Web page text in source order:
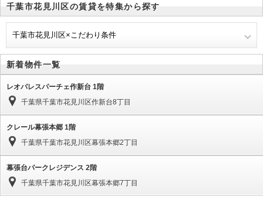
千葉市花見川区の賃貸を特集から探す
千葉市花見川区×こだわり条件
新着物件一覧
レオパレスパーチェ作新台 1階
千葉県千葉市花見川区作新台8丁目
クレール幕張本郷 1階
千葉県千葉市花見川区幕張本郷2丁目
幕張台パークレジデンス 2階
千葉県千葉市花見川区幕張本郷7丁目